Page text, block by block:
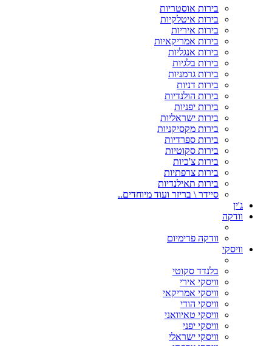
בירות אוסטריות
בירות איטלקיות
בירות איריות
בירות אמריקאיות
בירות אנגליות
בירות בלגיות
בירות גרמניות
בירות דניות
בירות הולנדיות
בירות יפניות
בירות ישראליות
בירות מקסיקניות
בירות ספרדיות
בירות סקוטיות
בירות צ'כיות
בירות צרפתיות
בירות תאילנדיות
סיידר \ בריזר ועוד מיוחדים..
ג'ין
וודקה
וודקה פרימיום
וויסקי
בלנדד סקוטי
וויסקי אירי
וויסקי אמריקאי
וויסקי הודי
וויסקי טאיוואני
וויסקי יפני
וויסקי ישראלי